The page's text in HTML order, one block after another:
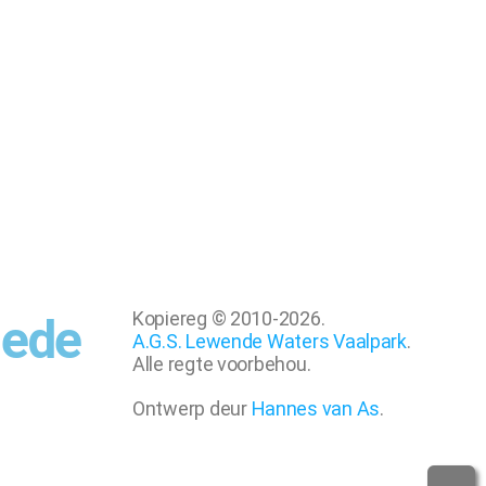
Kopiereg © 2010-2026.
A.G.S. Lewende Waters Vaalpark.
Alle regte voorbehou.
Ontwerp deur Hannes van As.